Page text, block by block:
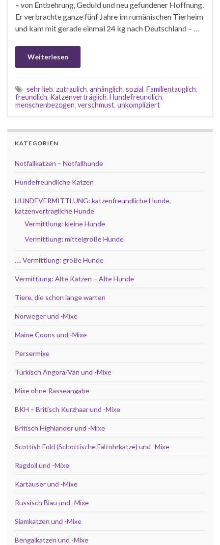
– von Entbehrung, Geduld und neu gefundener Hoffnung.
Er verbrachte ganze fünf Jahre im rumänischen Tierheim
und kam mit gerade einmal 24 kg nach Deutschland – …
Weiterlesen
sehr lieb, zutraulich, anhänglich, sozial, Familientauglich,
freundlich, Katzenverträglich, Hundefreundlich,
menschenbezogen, verschmust, unkompliziert
KATEGORIEN
Notfallkatzen – Notfallhunde
Hundefreundliche Katzen
HUNDEVERMITTLUNG: katzenfreundliche Hunde,
katzenverträgliche Hunde
Vermittlung: kleine Hunde
Vermittlung: mittelgroße Hunde
…. Vermittlung: große Hunde
Vermittlung: Alte Katzen – Alte Hunde
Tiere, die schon lange warten
Norweger und -Mixe
Maine Coons und -Mixe
Persermixe
Türkisch Angora/Van und -Mixe
Mixe ohne Rasseangabe
BKH – Britisch Kurzhaar und -Mixe
Britisch Highlander und -Mixe
Scottish Fold (Schottische Faltohrkatze) und -Mixe
Ragdoll und -Mixe
Kartäuser und -Mixe
Russisch Blau und -Mixe
Siamkatzen und -Mixe
Bengalkatzen und -Mixe